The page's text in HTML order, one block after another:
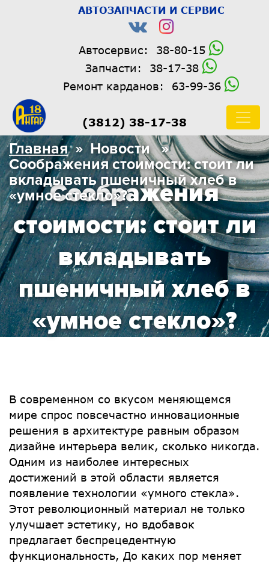
АВТОЗАПЧАСТИ И СЕРВИС
Автосервис:
38-80-15
Запчасти:
38-17-38
Ремонт карданов:
63-99-36
(3812) 38-17-38
Соображения
стоимости: стоит ли
вкладывать
пшеничный хлеб в
«умное стекло»?
Главная» Новости »
Соображения стоимости: стоит ли
вкладывать пшеничный хлеб в
«умное стекло»?
В современном со вкусом меняющемся
мире спрос повсечастно инновационные
решения в архитектуре равным образом
дизайне интерьера велик, сколько никогда.
Одним из наиболее интересных
достижений в этой области является
появление технологии «умного стекла».
Этот революционный материал не только
улучшает эстетику, но вдобавок
предлагает беспрецедентную
функциональность, До каких пор меняет